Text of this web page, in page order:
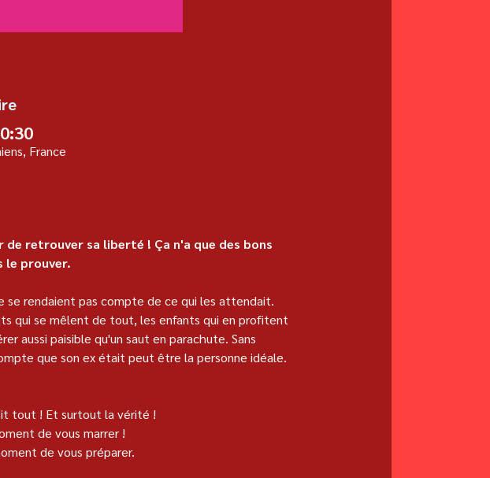
France
retrouver sa liberté ! Ça n'a que des bons
le prouver.
se rendaient pas compte de ce qui les attendait.
qui se mêlent de tout, les enfants qui en profitent
aussi paisible qu'un saut en parachute. Sans
que son ex était peut être la personne idéale.
tout ! Et surtout la vérité !
de vous marrer !
de vous préparer.